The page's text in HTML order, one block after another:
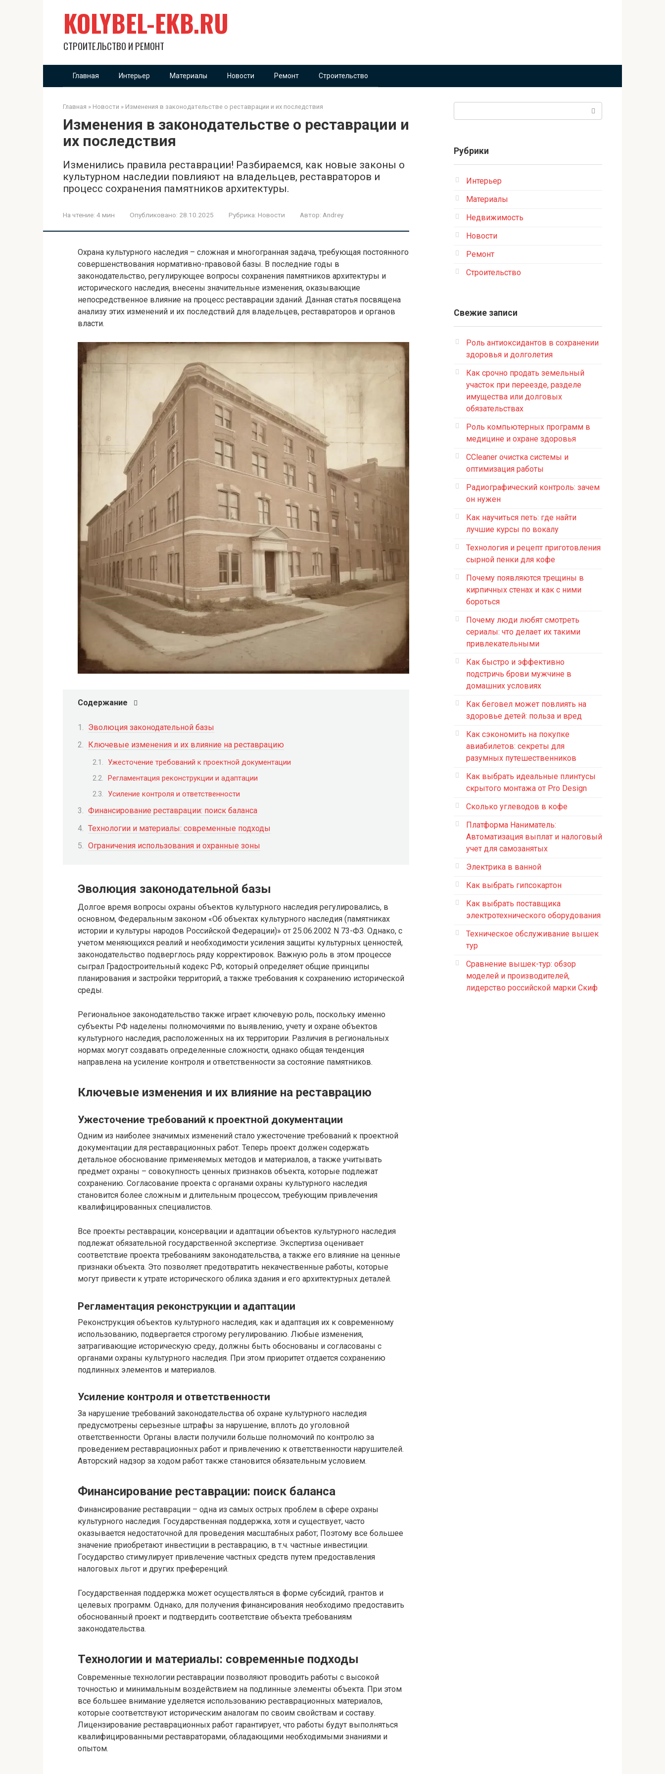
KOLYBEL-EKB.RU
СТРОИТЕЛЬСТВО И РЕМОНТ
Главная Интерьер Материалы Новости Ремонт Строительство
Главная » Новости » Изменения в законодательстве о реставрации и их последствия
Изменения в законодательстве о реставрации и
их последствия
Изменились правила реставрации! Разбираемся, как новые законы о
культурном наследии повлияют на владельцев, реставраторов и
процесс сохранения памятников архитектуры.
На чтение: 4 мин Опубликовано: 28.10.2025 Рубрика: Новости Автор: Andrey
Охрана культурного наследия – сложная и многогранная задача, требующая постоянного
совершенствования нормативно-правовой базы. В последние годы в
законодательство, регулирующее вопросы сохранения памятников архитектуры и
исторического наследия, внесены значительные изменения, оказывающие
непосредственное влияние на процесс реставрации зданий. Данная статья посвящена
анализу этих изменений и их последствий для владельцев, реставраторов и органов
власти.
Содержание
Эволюция законодательной базы
Ключевые изменения и их влияние на реставрацию
Ужесточение требований к проектной документации
Регламентация реконструкции и адаптации
Усиление контроля и ответственности
Финансирование реставрации: поиск баланса
Технологии и материалы: современные подходы
Ограничения использования и охранные зоны
Эволюция законодательной базы
Долгое время вопросы охраны объектов культурного наследия регулировались, в
основном, Федеральным законом «Об объектах культурного наследия (памятниках
истории и культуры народов Российской Федерации)» от 25.06.2002 N 73-ФЗ. Однако, с
учетом меняющихся реалий и необходимости усиления защиты культурных ценностей,
законодательство подверглось ряду корректировок. Важную роль в этом процессе
сыграл Градостроительный кодекс РФ, который определяет общие принципы
планирования и застройки территорий, а также требования к сохранению исторической
среды.
Региональное законодательство также играет ключевую роль, поскольку именно
субъекты РФ наделены полномочиями по выявлению, учету и охране объектов
культурного наследия, расположенных на их территории. Различия в региональных
нормах могут создавать определенные сложности, однако общая тенденция
направлена на усиление контроля и ответственности за состояние памятников.
Ключевые изменения и их влияние на реставрацию
Ужесточение требований к проектной документации
Одним из наиболее значимых изменений стало ужесточение требований к проектной
документации для реставрационных работ. Теперь проект должен содержать
детальное обоснование применяемых методов и материалов, а также учитывать
предмет охраны – совокупность ценных признаков объекта, которые подлежат
сохранению. Согласование проекта с органами охраны культурного наследия
становится более сложным и длительным процессом, требующим привлечения
квалифицированных специалистов.
Все проекты реставрации, консервации и адаптации объектов культурного наследия
подлежат обязательной государственной экспертизе. Экспертиза оценивает
соответствие проекта требованиям законодательства, а также его влияние на ценные
признаки объекта. Это позволяет предотвратить некачественные работы, которые
могут привести к утрате исторического облика здания и его архитектурных деталей.
Регламентация реконструкции и адаптации
Реконструкция объектов культурного наследия, как и адаптация их к современному
использованию, подвергается строгому регулированию. Любые изменения,
затрагивающие историческую среду, должны быть обоснованы и согласованы с
органами охраны культурного наследия. При этом приоритет отдается сохранению
подлинных элементов и материалов.
Усиление контроля и ответственности
За нарушение требований законодательства об охране культурного наследия
предусмотрены серьезные штрафы за нарушение, вплоть до уголовной
ответственности. Органы власти получили больше полномочий по контролю за
проведением реставрационных работ и привлечению к ответственности нарушителей.
Авторский надзор за ходом работ также становится обязательным условием.
Финансирование реставрации: поиск баланса
Финансирование реставрации – одна из самых острых проблем в сфере охраны
культурного наследия. Государственная поддержка, хотя и существует, часто
оказывается недостаточной для проведения масштабных работ; Поэтому все большее
значение приобретают инвестиции в реставрацию, в т.ч. частные инвестиции.
Государство стимулирует привлечение частных средств путем предоставления
налоговых льгот и других преференций.
Государственная поддержка может осуществляться в форме субсидий, грантов и
целевых программ. Однако, для получения финансирования необходимо предоставить
обоснованный проект и подтвердить соответствие объекта требованиям
законодательства.
Технологии и материалы: современные подходы
Современные технологии реставрации позволяют проводить работы с высокой
точностью и минимальным воздействием на подлинные элементы объекта. При этом
все большее внимание уделяется использованию реставрационных материалов,
которые соответствуют историческим аналогам по своим свойствам и составу.
Лицензирование реставрационных работ гарантирует, что работы будут выполняться
квалифицированными реставраторами, обладающими необходимыми знаниями и
опытом.
Рубрики
Интерьер
Материалы
Недвижимость
Новости
Ремонт
Строительство
Свежие записи
Роль антиоксидантов в сохранении
здоровья и долголетия
Как срочно продать земельный
участок при переезде, разделе
имущества или долговых
обязательствах
Роль компьютерных программ в
медицине и охране здоровья
CCleaner очистка системы и
оптимизация работы
Радиографический контроль: зачем
он нужен
Как научиться петь: где найти
лучшие курсы по вокалу
Технология и рецепт приготовления
сырной пенки для кофе
Почему появляются трещины в
кирпичных стенах и как с ними
бороться
Почему люди любят смотреть
сериалы: что делает их такими
привлекательными
Как быстро и эффективно
подстричь брови мужчине в
домашних условиях
Как беговел может повлиять на
здоровье детей: польза и вред
Как сэкономить на покупке
авиабилетов: секреты для
разумных путешественников
Как выбрать идеальные плинтусы
скрытого монтажа от Pro Design
Сколько углеводов в кофе
Платформа Наниматель:
Автоматизация выплат и налоговый
учет для самозанятых
Электрика в ванной
Как выбрать гипсокартон
Как выбрать поставщика
электротехнического оборудования
Техническое обслуживание вышек
тур
Сравнение вышек-тур: обзор
моделей и производителей,
лидерство российской марки Скиф